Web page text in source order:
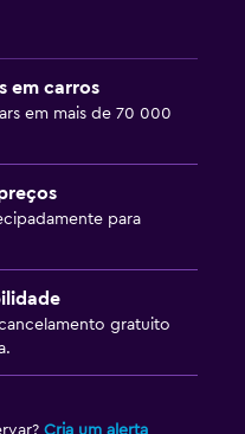
em carros
em mais de 70 000
para
gratuito
Cria um alerta